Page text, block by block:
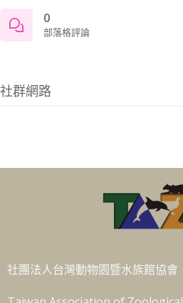
0
部落格評論
社群網路
社團法人台灣動物園暨水族館協會